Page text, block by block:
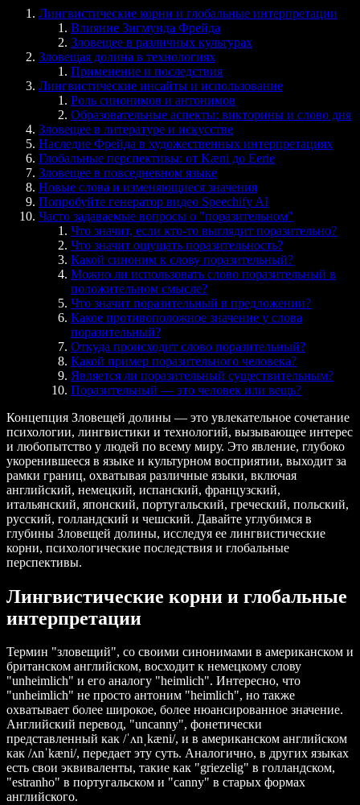
Лингвистические корни и глобальные интерпретации
Влияние Зигмунда Фрейда
Зловещее в различных культурах
Зловещая долина в технологиях
Применение и последствия
Лингвистические инсайты и использование
Роль синонимов и антонимов
Образовательные аспекты: викторины и слово дня
Зловещее в литературе и искусстве
Наследие Фрейда в художественных интерпретациях
Глобальные перспективы: от Kæni до Eerie
Зловещее в повседневном языке
Новые слова и изменяющиеся значения
Попробуйте генератор видео Speechify AI
Часто задаваемые вопросы о "поразительном"
Что значит, если кто-то выглядит поразительно?
Что значит ощущать поразительность?
Какой синоним к слову поразительный?
Можно ли использовать слово поразительный в
положительном смысле?
Что значит поразительный в предложении?
Какое противоположное значение у слова
поразительный?
Откуда происходит слово поразительный?
Какой пример поразительного человека?
Является ли поразительный существительным?
Поразительный — это человек или вещь?
Концепция Зловещей долины — это увлекательное сочетание
психологии, лингвистики и технологий, вызывающее интерес
и любопытство у людей по всему миру. Это явление, глубоко
укоренившееся в языке и культурном восприятии, выходит за
рамки границ, охватывая различные языки, включая
английский, немецкий, испанский, французский,
итальянский, японский, португальский, греческий, польский,
русский, голландский и чешский. Давайте углубимся в
глубины Зловещей долины, исследуя ее лингвистические
корни, психологические последствия и глобальные
перспективы.
Лингвистические корни и глобальные
интерпретации
Термин "зловещий", со своими синонимами в американском и
британском английском, восходит к немецкому слову
"unheimlich" и его аналогу "heimlich". Интересно, что
"unheimlich" не просто антоним "heimlich", но также
охватывает более широкое, более нюансированное значение.
Английский перевод, "uncanny", фонетически
представленный как /ˈʌnˌkæni/, и в американском английском
как /ʌnˈkæni/, передает эту суть. Аналогично, в других языках
есть свои эквиваленты, такие как "griezelig" в голландском,
"estranho" в португальском и "canny" в старых формах
английского.